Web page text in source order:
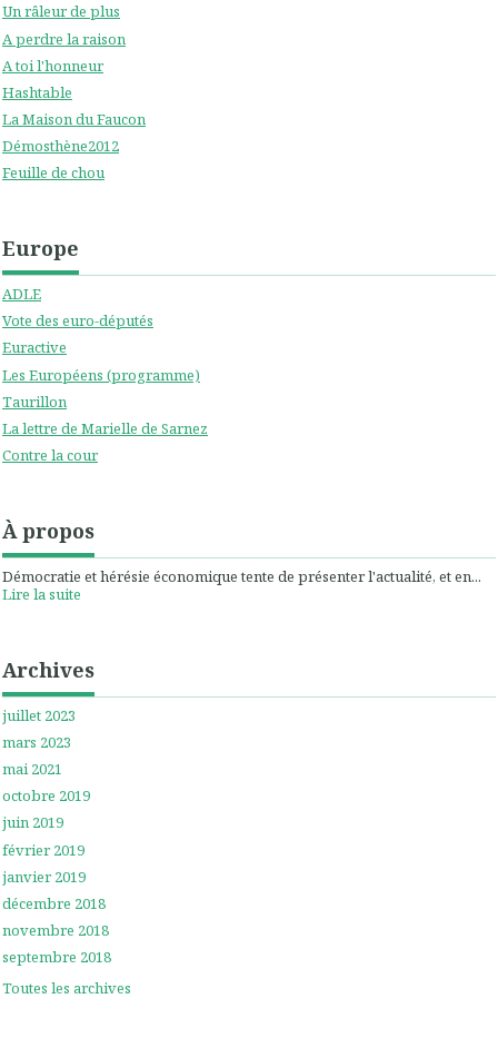
Un râleur de plus
A perdre la raison
A toi l'honneur
Hashtable
La Maison du Faucon
Démosthène2012
Feuille de chou
Europe
ADLE
Vote des euro-députés
Euractive
Les Européens (programme)
Taurillon
La lettre de Marielle de Sarnez
Contre la cour
À propos
Démocratie et hérésie économique tente de présenter l'actualité, et en...
Lire la suite
Archives
juillet 2023
mars 2023
mai 2021
octobre 2019
juin 2019
février 2019
janvier 2019
décembre 2018
novembre 2018
septembre 2018
Toutes les archives